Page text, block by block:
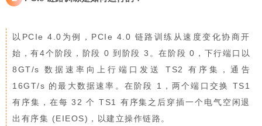
以PCIe 4.0为例，PCIe 4.0 链路训练从速度变化协商开
始，有4个阶段，阶段 0 到阶段 3。在阶段 0，下行端口以
8GT/s 数据速率向上行端口发送 TS2 有序集，通告
16GT/s 的最大数据速率。在阶段 1，两个端口交换 TS1
有序集，在每 32 个 TS1 有序集之后穿插一个电气空闲退
出有序集 (EIEOS)，以建立操作链路。